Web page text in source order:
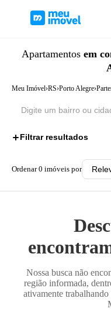
Apartamentos em
Meu Imóvel›RS›Porto Alegre›
Filtrar resultados
Ordenar0 imóveis por
Nossa busca não
região informada,
ativamente